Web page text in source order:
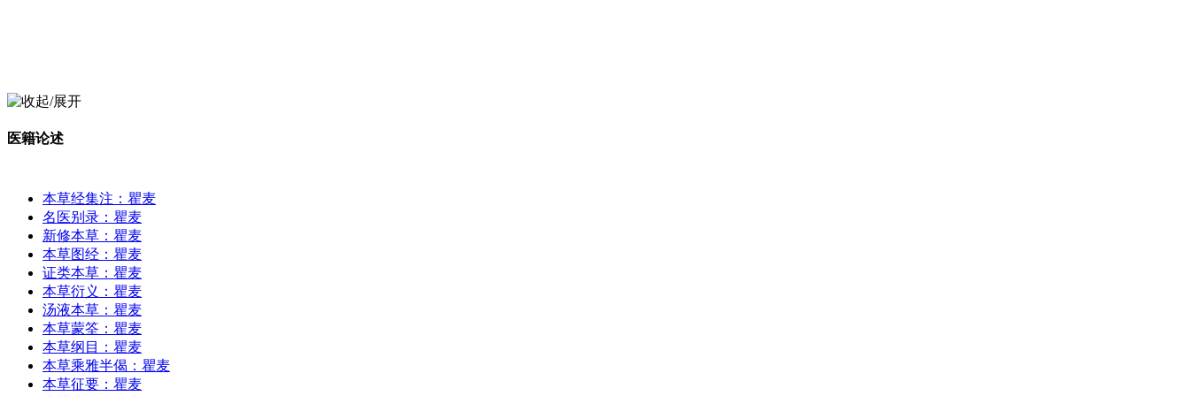
医籍论述
本草经集注：瞿麦
名医别录：瞿麦
新修本草：瞿麦
本草图经：瞿麦
证类本草：瞿麦
本草衍义：瞿麦
汤液本草：瞿麦
本草蒙筌：瞿麦
本草纲目：瞿麦
本草乘雅半偈：瞿麦
本草征要：瞿麦